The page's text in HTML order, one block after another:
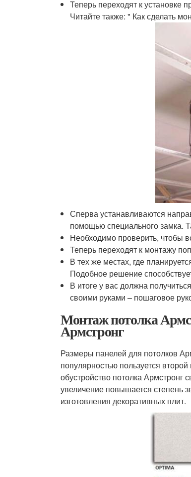
Теперь переходят к установке
Читайте также: " Как сделать
Сперва устанавливаются
помощью специального замка.
Необходимо проверить, чтобы
Теперь переходят к монтажу
В тех же местах, где
Подобное решение
В итоге у вас должна
своими руками – пошаговое
Монтаж потолка
Армстронг
Размеры панелей для потолков
популярностью пользуется
обустройство потолка
увеличение повышается степень
изготовления декоративных плит.